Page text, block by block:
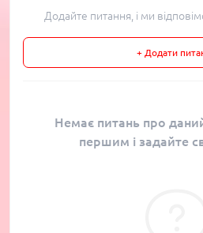
Додайте питання, і ми
+ Додати
Немає питань про
першим і задайте